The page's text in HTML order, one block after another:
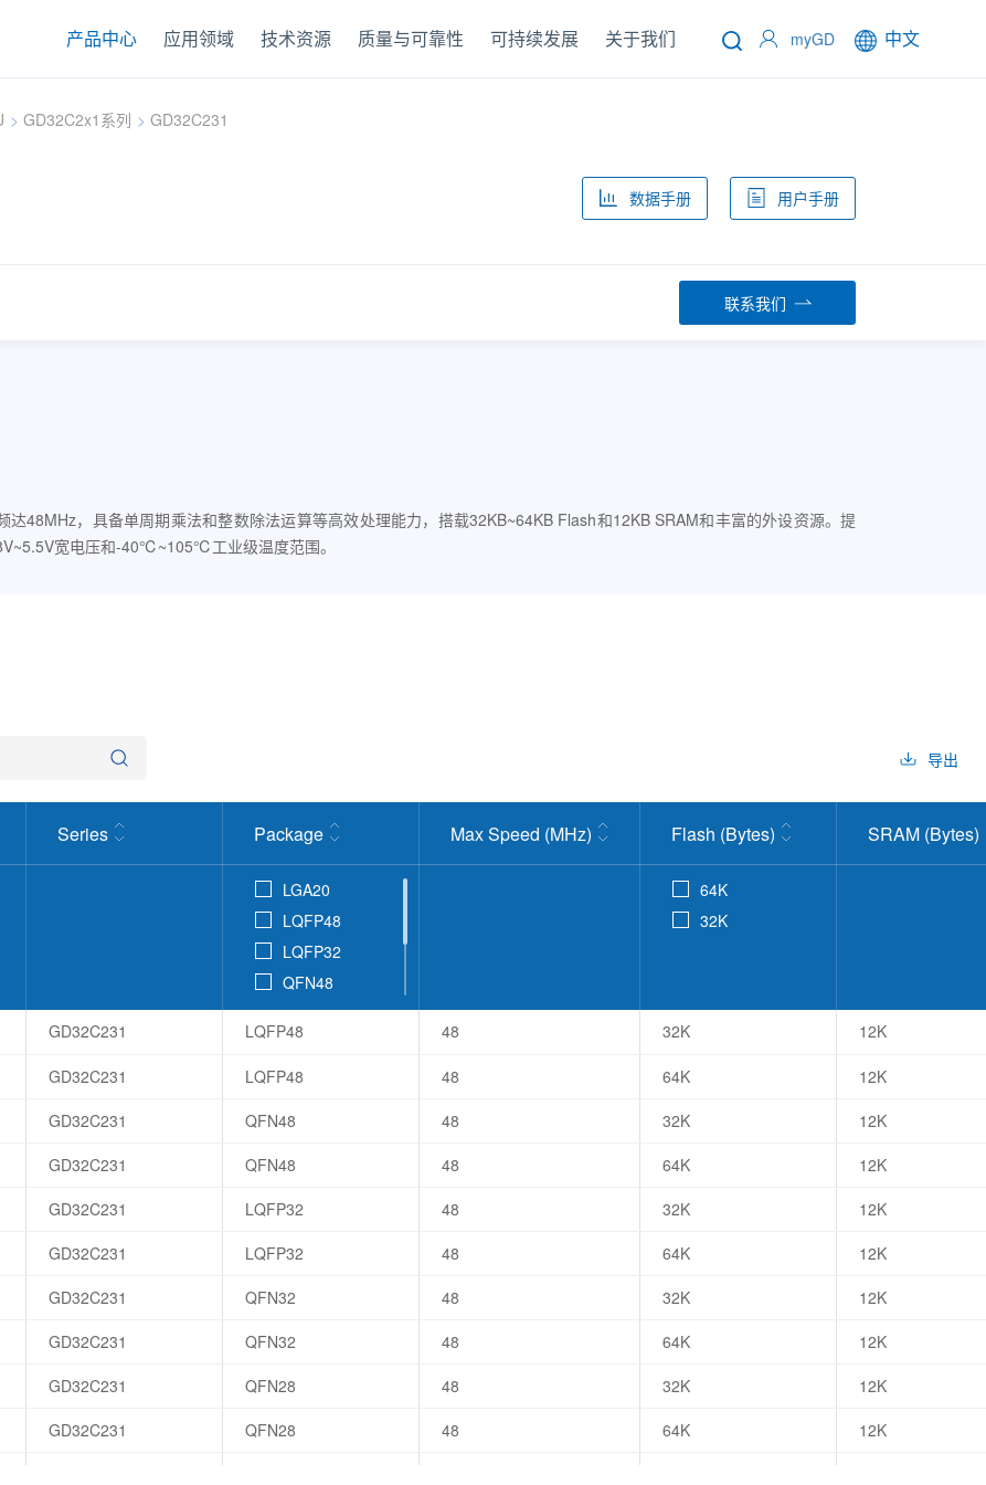
产品中心 应用领域 技术资源 质量与可靠性 可持续发展 关于我们 myGD 中文
> GD32C2x1系列 > GD32C231
数据手册 用户手册
联系我们
达48MHz，具备单周期乘法和整数除法运算等高效处理能力，搭载32KB~64KB Flash和12KB SRAM和丰富的外设资源。提
宽电压和-40℃~105℃工业级温度范围。
导出
Series Package
LGA20
LQFP48
LQFP32
QFN48
QFN32
QFN28
TSSOP20
Max Speed (MHz) Flash (Bytes)
64K
32K
SRAM (Bytes)
GD32C231 LQFP48 48 32K 12K
GD32C231 LQFP48 48 64K 12K
GD32C231 QFN48 48 32K 12K
GD32C231 QFN48 48 64K 12K
GD32C231 LQFP32 48 32K 12K
GD32C231 LQFP32 48 64K 12K
GD32C231 QFN32 48 32K 12K
GD32C231 QFN32 48 64K 12K
GD32C231 QFN28 48 32K 12K
GD32C231 QFN28 48 64K 12K